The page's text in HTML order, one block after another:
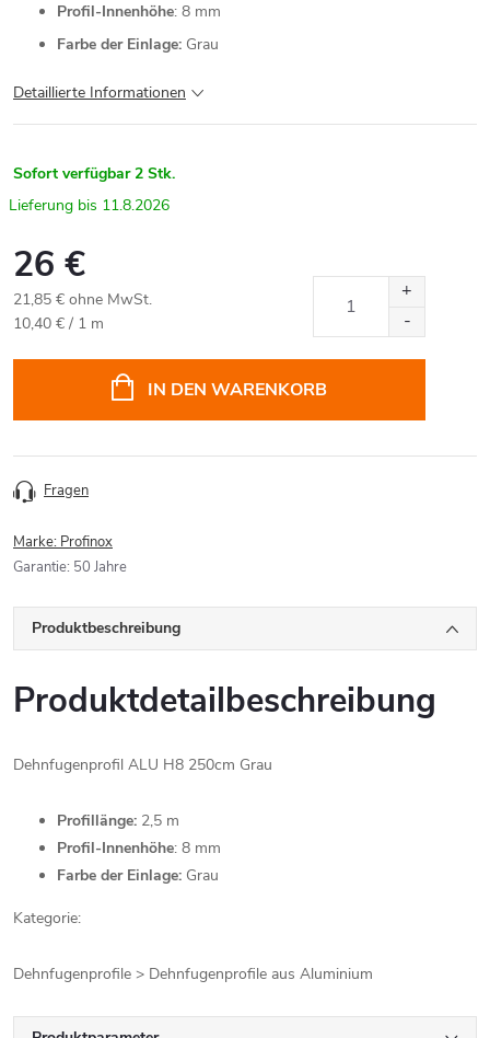
Profil-Innenhöhe: 8 mm
Farbe der Einlage: Grau
Detaillierte Informationen
Sofort verfügbar 2 Stk.
11.8.2026
26 €
21,85 € ohne MwSt.
Verkaufspreis:
10,40 € / 1 m
IN DEN WARENKORB
Fragen
Marke: Profinox
Garantie: 50 Jahre
Produktbeschreibung
Produktdetailbeschreibung
Dehnfugenprofil ALU H8 250cm Grau
Profillänge: 2,5 m
Profil-Innenhöhe: 8 mm
Farbe der Einlage: Grau
Kategorie:
Dehnfugenprofile > Dehnfugenprofile aus Aluminium